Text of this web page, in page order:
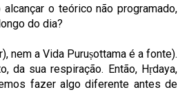
o teórico não programado,
do dia?
nem a Vida Puruṣottama é a fonte).
da sua respiração. Então, Hṛdaya,
fazer algo diferente antes de